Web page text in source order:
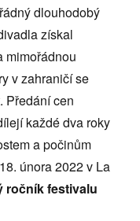
dlouhodobý
získal
mimořádnou
v zahraničí se
Předání cen
každé dva roky
a počinům
února 2022 v La
ročník festivalu